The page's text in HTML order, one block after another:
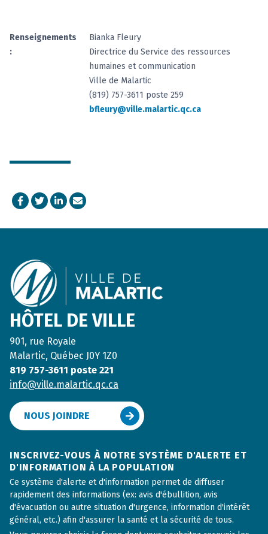
Renseignements
:
Bianka Fleury
Directrice du Service des ressources
humaines et communication
Ville de Malartic
(819) 757-3611 poste 259
bfleury@ville.malartic.qc.ca
Facebook
TwitterLinkedIn
Courriel
HÔTEL DE VILLE
901, rue Royale
Malartic, Québec J0Y 1Z0
819 757-3611 poste 221
info@ville.malartic.qc.ca
NOUS JOINDRE
INSCRIVEZ-VOUS À NOTRE SYSTÈME D'ALERTE ET
D'INFORMATION À LA POPULATION
Ce système d'alerte et d'information permet de diffuser
rapidement des informations (ex: avis d'ébullition, avis
d'évacuation ou autre situation d'urgence, information d'intérêt
général, etc.) afin d'assurer la santé et la sécurité de tous.